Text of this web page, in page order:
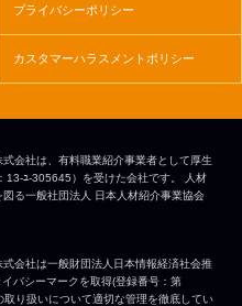
プライバシーポリシー
カスタマーハラスメントポリシー